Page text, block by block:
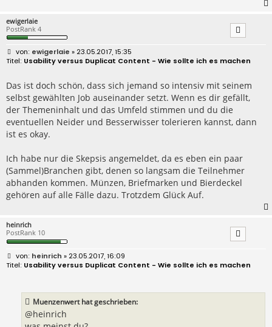
ewigerlaie
PostRank 4
B
e
r
a
g
ewigerlaie » 23.05.2017, 15:35
Usability versus Duplicat Content - Wie sollte ich es machen
Das ist doch schön, dass sich jemand so intensiv mit seinem
selbst gewählten Job auseinander setzt. Wenn es dir gefällt,
der Themeninhalt und das Umfeld stimmen und du die
eventuellen Neider und Besserwisser tolerieren kannst, dann
ist es okay.
Ich habe nur die Skepsis angemeldet, da es eben ein paar
(Sammel)Branchen gibt, denen so langsam die Teilnehmer
abhanden kommen. Münzen, Briefmarken und Bierdeckel
gehören auf alle Fälle dazu. Trotzdem Glück Auf.
heinrich
PostRank 10
B
e
heinrich » 23.05.2017, 16:09
Usability versus Duplicat Content - Wie sollte ich es machen
Muenzenwert hat geschrieben:
@heinrich